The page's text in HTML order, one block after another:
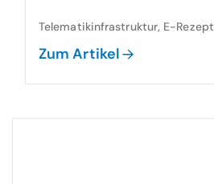
Telematikinfrastruktur, E-Rezept
Zum Artikel